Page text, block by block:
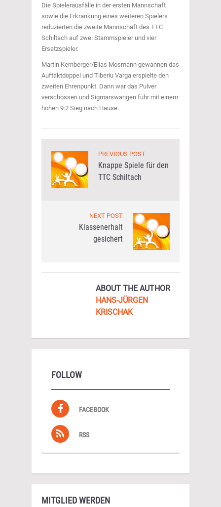
Die Spielerausfälle in der ersten Mannschaft
sowie die Erkrankung eines weiteren Spielers
reduzierten die zweite Mannschaft des TTC
Schiltach auf zwei Stammspieler und vier
Ersatzspieler.
Martin Kernberger/Elias Mosmann gewannen das
Auftaktdoppel und Tiberiu Varga erspielte den
zweiten Ehrenpunkt. Dann war das Pulver
verschossen und Sigmarswangen fuhr mit einem
hohen 9:2 Sieg nach Hause.
PREVIOUS POST
Knappe Spiele für den
TTC Schiltach
NEXT POST
Klassenerhalt
gesichert
ABOUT THE AUTHOR
HANS-JÜRGEN
KRISCHAK
FOLLOW
FACEBOOK
RSS
MITGLIED WERDEN